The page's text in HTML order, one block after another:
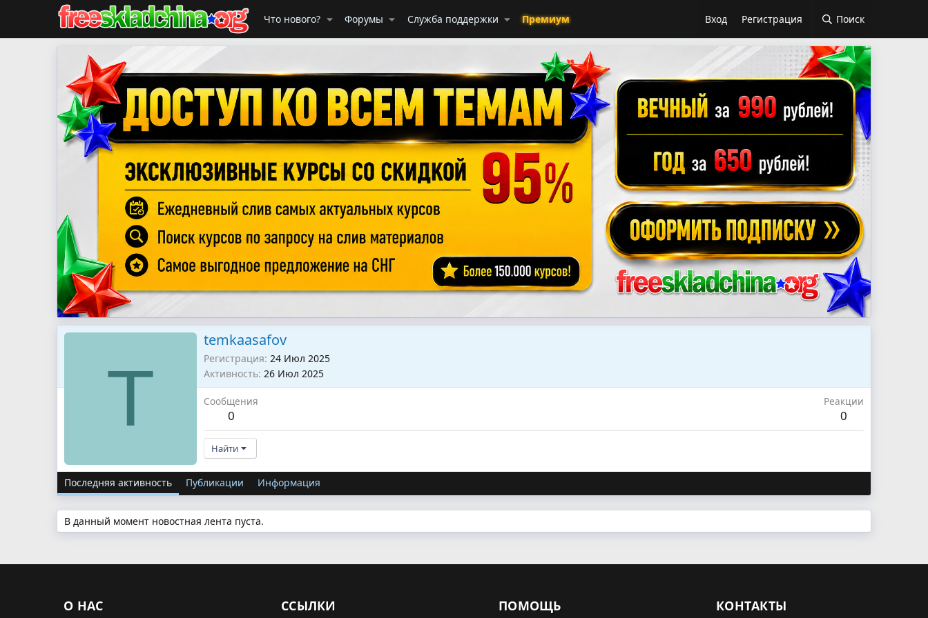
Что нового? Форумы Служба поддержки Премиум Вход Регистрация Поиск
T
temkaasafov
Регистрация 24 Июл 2025
Активность 26 Июл 2025
Сообщения
0
Реакции
0
Найти
Последняя активность Публикации Информация
В данный момент новостная лента пуста.
О НАС ССЫЛКИ ПОМОЩЬ КОНТАКТЫ